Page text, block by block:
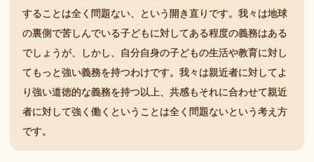
することは全く問題ない、という開き直りです。我々は地球
の裏側で苦しんでいる子どもに対してある程度の義務はある
でしょうが、しかし、自分自身の子どもの生活や教育に対し
てもっと強い義務を持つわけです。我々は親近者に対してよ
り強い道徳的な義務を持つ以上、共感もそれに合わせて親近
者に対して強く働くということは全く問題ないという考え方
です。